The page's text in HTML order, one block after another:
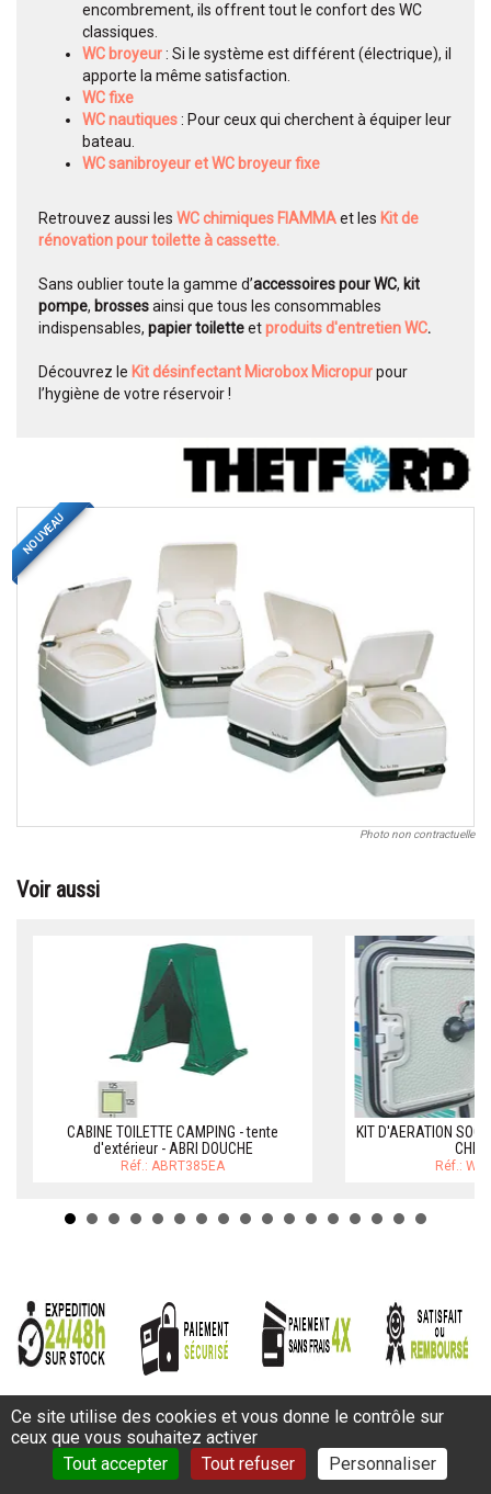
encombrement, ils offrent tout le confort des WC
classiques.
WC broyeur: Si le système est différent (électrique), il
apporte la même satisfaction.
WC fixe
WC nautiques: Pour ceux qui cherchent à équiper leur
bateau.
WC sanibroyeur et WC broyeur fixe
Retrouvez aussi les WC chimiques FIAMMAet les Kit de
rénovation pour toilette à cassette.
Sans oublier toute la gamme d’accessoires pour WC, kit
pompe, brossesainsi que tous les consommables
indispensables, papier toiletteetproduits d'entretien WC.
Découvrez le Kit désinfectant Microbox Micropurpour
l’hygiène de votre réservoir !
NOUVEAU
Photo non contractuelle
Voir aussi
CABINE TOILETTE CAMPING - tente
d'extérieur - ABRI DOUCHE
Réf.: ABRT385EA
KIT D'AERATION
Réf.:
INSCRIPTION NEWSLETTER
Ce site utilise des cookies et vous donne le contrôle sur
ceux que vous souhaitez activer
Tout accepter
Tout refuser Personnaliser